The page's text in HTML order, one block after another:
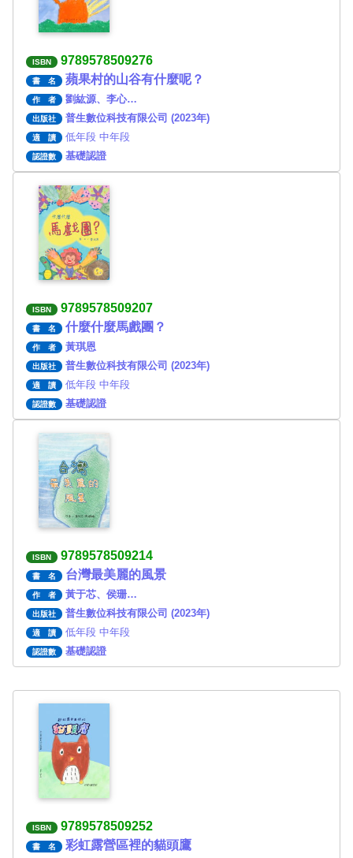
ISBN 9789578509276
書 名 蘋果村的山谷有什麼呢？
作 者 劉紘源、李心…
出版社 普生數位科技有限公司 (2023年)
適 讀 低年段 中年段
認證數 基礎認證
ISBN 9789578509207
書 名 什麼什麼馬戲團？
作 者 黃琪恩
出版社 普生數位科技有限公司 (2023年)
適 讀 低年段 中年段
認證數 基礎認證
ISBN 9789578509214
書 名 台灣最美麗的風景
作 者 黃于芯、侯珊…
出版社 普生數位科技有限公司 (2023年)
適 讀 低年段 中年段
認證數 基礎認證
ISBN 9789578509252
書 名 彩虹露營區裡的貓頭鷹